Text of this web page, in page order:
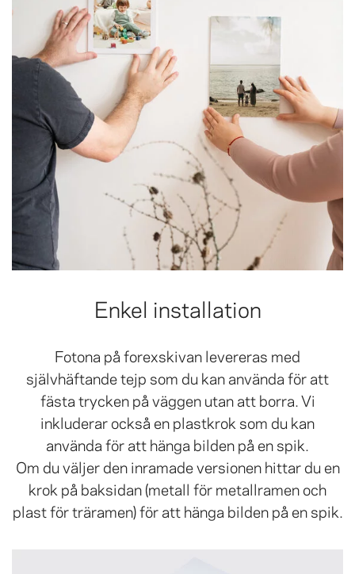
Enkel installation
Fotona på forexskivan levereras med
självhäftande tejp som du kan använda för att
fästa trycken på väggen utan att borra. Vi
inkluderar också en plastkrok som du kan
använda för att hänga bilden på en spik.
Om du väljer den inramade versionen hittar du en
krok på baksidan (metall för metallramen och
plast för träramen) för att hänga bilden på en spik.